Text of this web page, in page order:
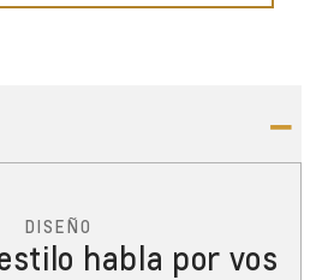
DISEÑO
habla por vos